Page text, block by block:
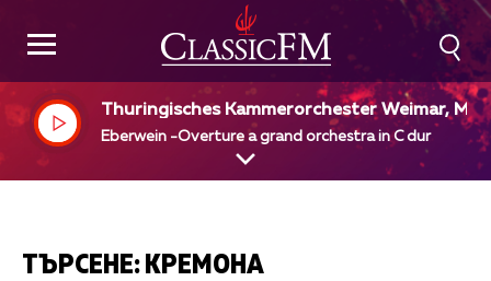
Thuringisches Kammerorchester Weimar, Max
ommer, dir
Eberwein -Overture a grand orchestra in C dur
ТЪРСЕНЕ:КРЕМОНА